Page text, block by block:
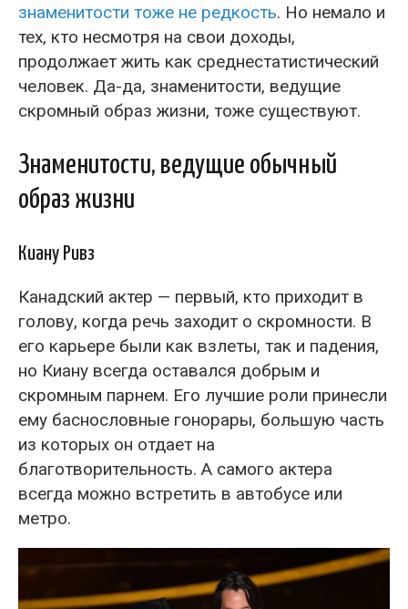
знаменитости тоже не редкость. Но немало и
тех, кто несмотря на свои доходы,
продолжает жить как среднестатистический
человек. Да-да, знаменитости, ведущие
скромный образ жизни, тоже существуют.
Знаменитости, ведущие обычный
образ жизни
Киану Ривз
Канадский актер — первый, кто приходит в
голову, когда речь заходит о скромности. В
его карьере были как взлеты, так и падения,
но Киану всегда оставался добрым и
скромным парнем. Его лучшие роли принесли
ему баснословные гонорары, большую часть
из которых он отдает на
благотворительность. А самого актера
всегда можно встретить в автобусе или
метро.